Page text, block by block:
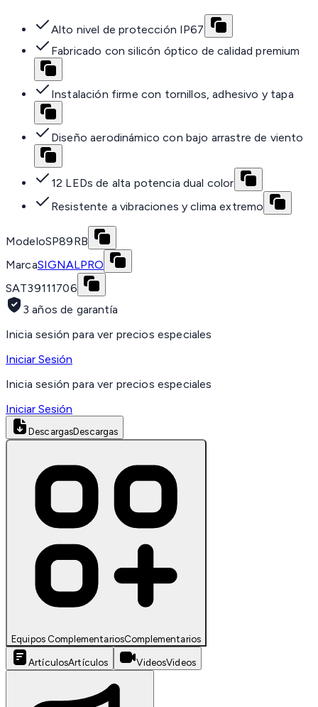
Alto nivel de protección IP67
Fabricado con silicón óptico de calidad premium
Instalación firme con tornillos, adhesivo y tapa
Diseño aerodinámico con bajo arrastre de viento
12 LEDs de alta potencia dual color
Resistente a vibraciones y clima extremo
ModeloSP89RB
MarcaSIGNALPRO
SAT39111706
3 años de garantía
Inicia sesión para ver precios especiales
Iniciar Sesión
Inicia sesión para ver precios especiales
Iniciar Sesión
DescargasDescargas
Equipos ComplementariosComplementarios
ArtículosArtículos VideosVideos